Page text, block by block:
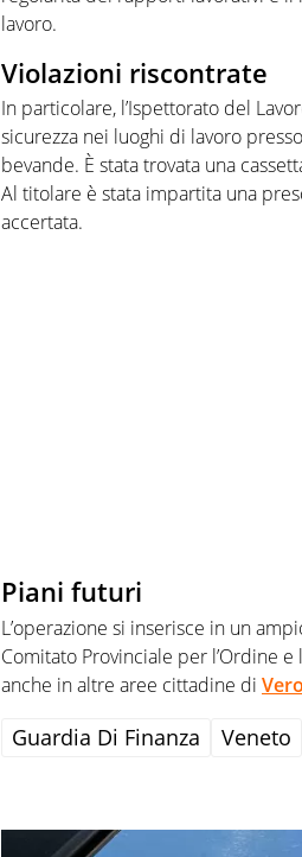
lavoro.
Violazioni riscontrate
In particolare, l’Ispettorato del
sicurezza nei luoghi di lavoro
bevande. È stata trovata una
Al titolare è stata impartita una
accertata.
Piani futuri
L’operazione si inserisce in un
Comitato Provinciale per l’Ordine
anche in altre aree cittadine di
Guardia Di Finanza Veneto